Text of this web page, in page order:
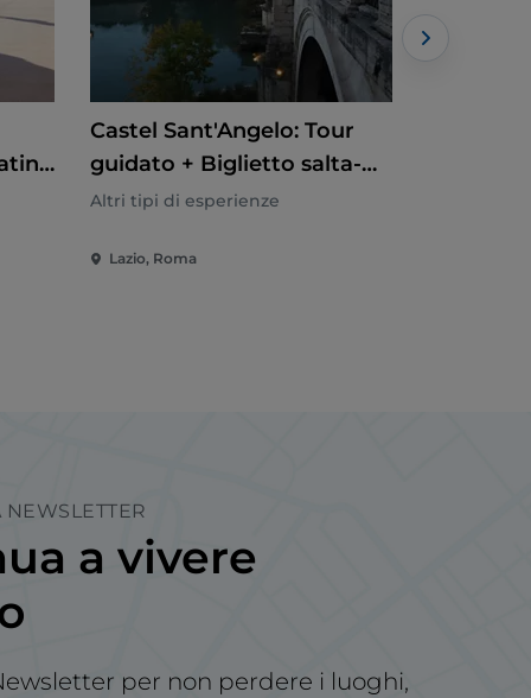
Castel Sant'Angelo: Tour
guidato + Biglietto salta-
coda
Altri tipi di esperienze
Lazio, Roma
a vivere
per non perdere i luoghi,